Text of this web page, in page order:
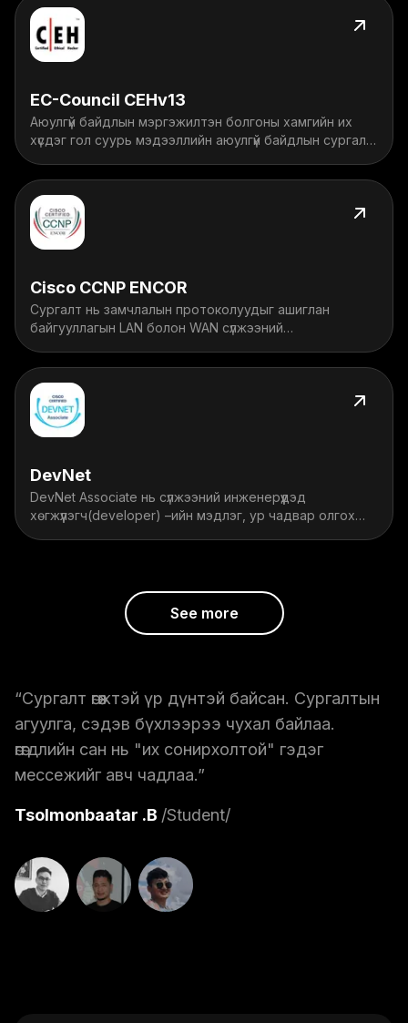
EC-Council CEHv13
Аюулгүй байдлын мэргэжилтэн болгоны хамгийн их
хүсдэг гол суурь мэдээллийн аюулгүй байдлын сургалт
юм.
Cisco CCNP ENCOR
Сургалт нь замчлалын протоколуудыг ашиглан
байгууллагын LAN болон WAN сүлжээний
хэрэгжүүлэлтийг шалгах, тохируулах, төлөвлөх,
сүлжээний аюулгүй байдал, автомжилтын чадварыг
мэргэжлийн түвшинд эзэмшүүлнэ.
DevNet
DevNet Associate нь сүлжээний инженерүүдэд
хөгжүүлэгч(developer) –ийн мэдлэг, ур чадвар олгох
сургалт юм.
See more
“Сургалт өгөөжтэй үр дүнтэй байсан. Сургалтын
агуулга, сэдэв бүхлээрээ чухал байлаа.
өгөгдлийн сан нь "их сонирхолтой" гэдэг
мессежийг авч чадлаа.”
Tsolmonbaatar .B /Student/